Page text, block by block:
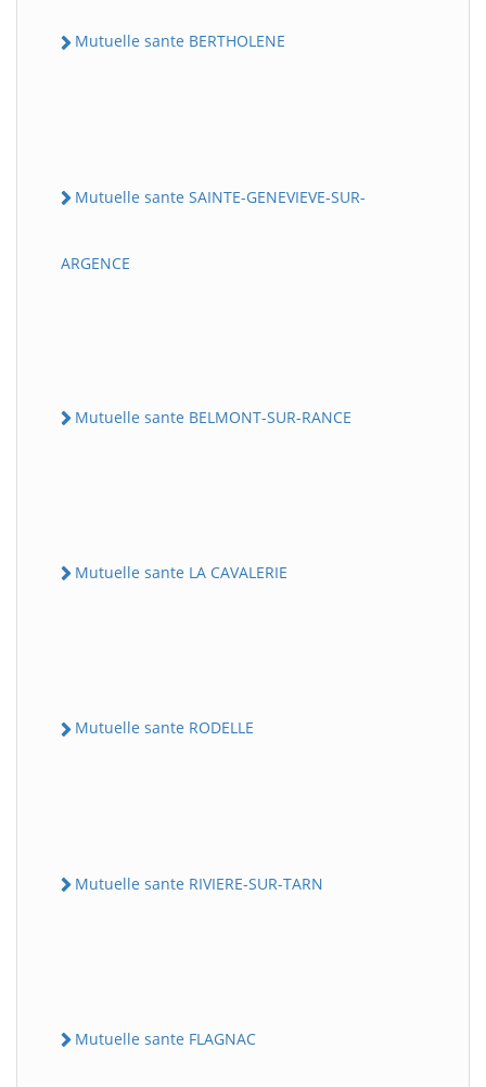
Mutuelle sante BERTHOLENE
Mutuelle sante SAINTE-GENEVIEVE-SUR-
ARGENCE
Mutuelle sante BELMONT-SUR-RANCE
Mutuelle sante LA CAVALERIE
Mutuelle sante RODELLE
Mutuelle sante RIVIERE-SUR-TARN
Mutuelle sante FLAGNAC